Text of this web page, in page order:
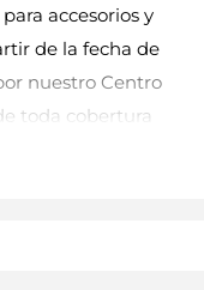
accesorios y
de la fecha de
nuestro Centro
toda cobertura